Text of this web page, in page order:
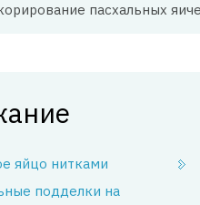
пасхальных
яйцо нитками
подделки на